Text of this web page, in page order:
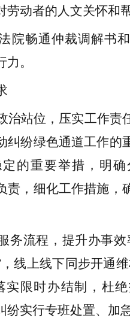
劳动者的人文关怀和
院畅通仲裁调解书
力 。
治站位，压实工作责
纠纷绿色通道工作的
的重要举措，明
责，细化工作措施 ，
务流程，提升办事
，线上线下同步开通
实限时办结制，杜
纷实行专班处置、加